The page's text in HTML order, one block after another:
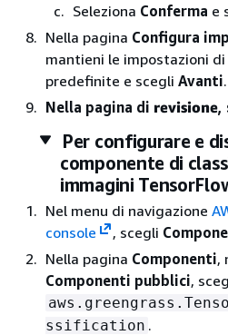
Seleziona Conferma e
Nella pagina Configura
mantieni le impostazioni
predefinite e scegli Avanti.
Nella pagina di revisione,
Per configurare e
componente di
immagini
Nel menu di navigazione
console
, scegli
Nella pagina Componenti,
Componenti pubblici,
ssification .